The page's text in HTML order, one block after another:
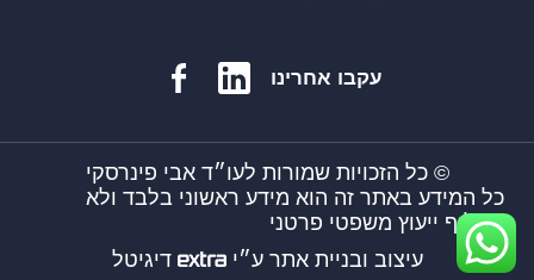
עקבו אחרינו
© כל הזכויות שמורות לעו״ד אבי פינרסקי
כל המידע באתר זה הוא מידע ראשוני בלבד ולא
מחליף ייעוץ משפטי פרטני
עיצוב ובניית אתר ע״י
דיגיטל